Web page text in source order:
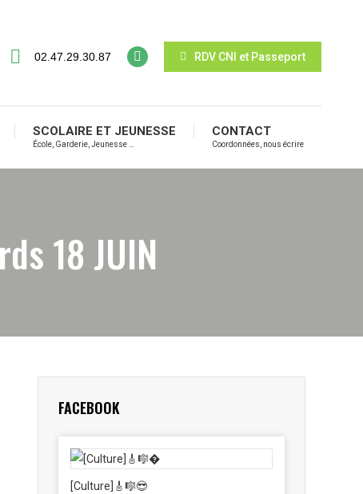
02.47.29.30.87 RDV CNI et Passeport
SCOLAIRE ET JEUNESSE
École, Garderie, Jeunesse …
CONTACT
Coordonnées, nous écrire
18 JUIN
FACEBOOK
[Culture]🎸🎼😎